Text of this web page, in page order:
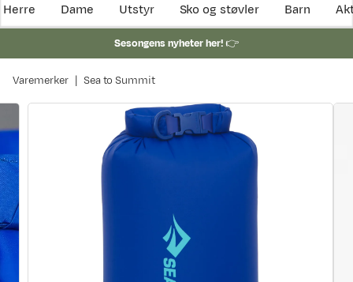
Herre Dame Utstyr Sko og støvler Barn
Sesongens nyheter her!👉
Varemerker Sea to Summit